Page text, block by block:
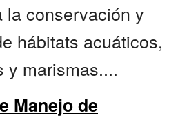
la conservación y
hábitats acuáticos,
y marismas....
Manejo de